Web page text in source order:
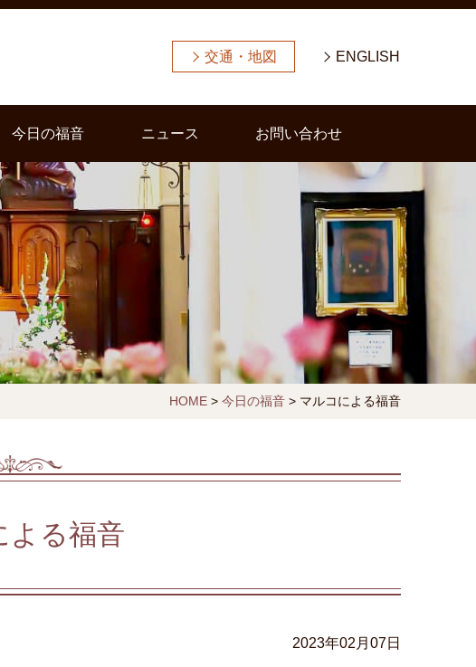
交通・地図 ENGLISH
今日の福音 ニュース お問い合わせ
HOME> 今日の福音> マルコによる福音
よる福音
2023年02月07日